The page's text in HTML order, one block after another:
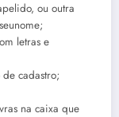
ou outra
letras e
cadastro;
na caixa que